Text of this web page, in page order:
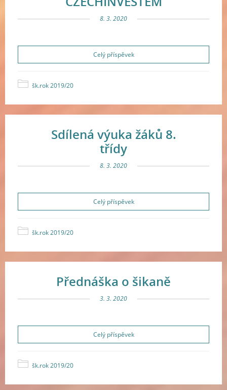
8. 3. 2020
Celý příspěvek
šk.rok 2019/20
Sdílená výuka žáků 8.
třídy
8. 3. 2020
Celý příspěvek
šk.rok 2019/20
Přednáška o šikaně
3. 3. 2020
Celý příspěvek
šk.rok 2019/20